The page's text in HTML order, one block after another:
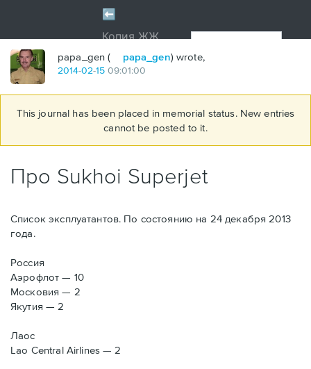
papa_gen ( papa_gen) wrote,
2014-02-15 09:01:00
This journal has been placed in memorial status. New entries
cannot be posted to it.
Про Sukhoi Superjet
Список эксплуатантов. По состоянию на 24 декабря 2013
года.
Россия
Аэрофлот — 10
Московия — 2
Якутия — 2
Лаос
Lao Central Airlines — 2